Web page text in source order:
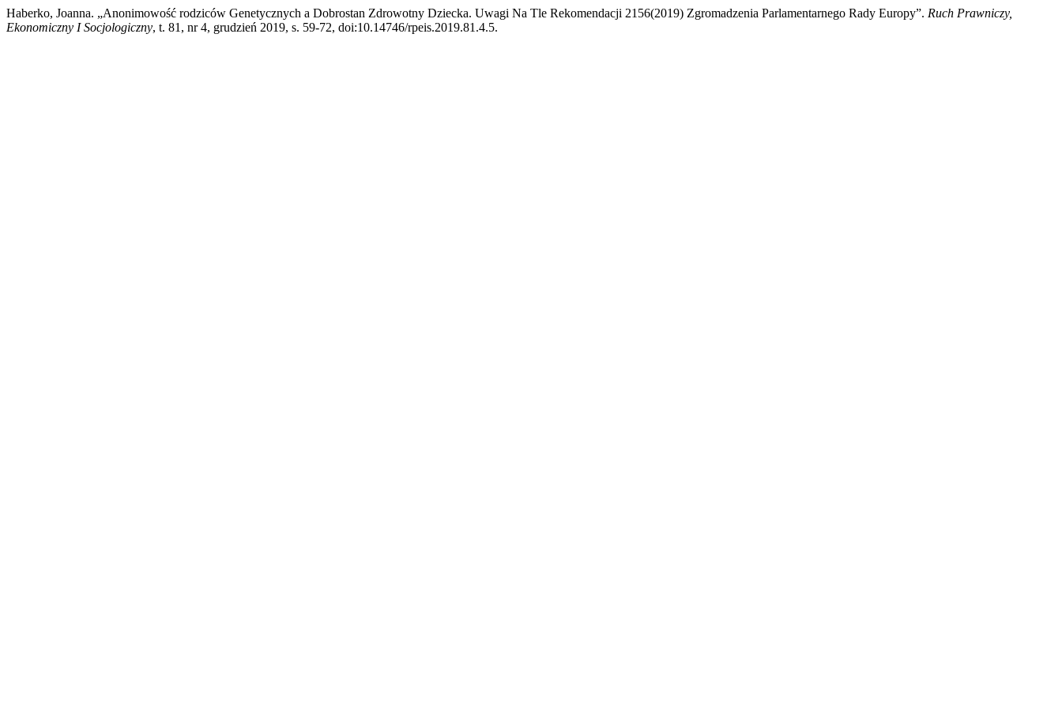
Haberko, Joanna. „Anonimowość rodziców Genetycznych a Dobrostan Zdrowotny Dziecka. Uwagi Na Tle Rekomendacji 2156(2019) Zgromadzenia Parlamentarnego Rady Europy”. Ruch Prawniczy,
Ekonomiczny I Socjologiczny, t. 81, nr 4, grudzień 2019, s. 59-72, doi:10.14746/rpeis.2019.81.4.5.